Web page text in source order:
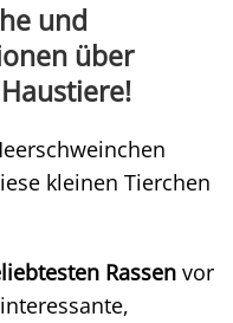
und
über
kleinen Tierchen
Rassen vor